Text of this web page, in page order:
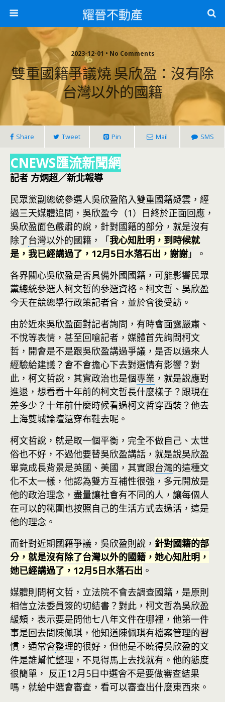
耀晉不動產
2023-12-01 • No Comments
雙重國籍爭議燒 吳欣盈：沒有除
台灣以外的國籍
Share Tweet Pin Mail SMS
CNEWS匯流新聞網
記者 方炳超／新北報導
民眾黨副總統參選人吳欣盈陷入雙重國籍疑雲，經
過三天媒體追問，吳欣盈今（1）日終於正面回應，
吳欣盈面色嚴肅的說，針對國籍的部分，就是沒有
除了台灣以外的國籍，「我心知肚明，到時候就
是，我已經講過了，12月5日水落石出，謝謝 」。
各界關心吳欣盈是否具備外國國籍，可能影響民眾
黨總統參選人柯文哲的參選資格。柯文哲、吳欣盈
今天在競總舉行政策記者會，並於會後受訪。
由於近來吳欣盈面對記者詢問，有時會面露嚴肅、
不悅等表情，甚至回嗆記者，媒體首先詢問柯文
哲，開會是不是跟吳欣盈講過爭議，是否以過來人
經驗給建議？會不會擔心下去對選情有影響？對
此，柯文哲說，其實政治也是個專業 ，就是說應對
進退，想看看十年前的柯文哲長什麼樣子？跟現在
差多少？十年前什麼時候看過柯文哲穿西裝？他去
上海雙城論壇還穿布鞋去呢。
柯文哲說，就是取一個平衡，完全不做自己、太世
俗也不好，不過他要替吳欣盈講話，就是說吳欣盈
畢竟成長背景是英國、美國，其實跟台灣的這種文
化不太一樣，他認為雙方互補性很強，多元開放是
他的政治理念，盡量讓社會有不同的人，讓每個人
在可以的範圍也按照自己的生活方式去過活，這是
他的理念。
而針對近期國籍爭議，吳欣盈則說， 針對國籍的部
分，就是沒有除了台灣以外的國籍，她心知肚明，
她已經講過了，12月5日水落石出 。
媒體則問柯文哲，立法院不會去調查國籍，是原則
相信立法委員簽的切結書？對此，柯文哲為吳欣盈
緩頰，表示要是問他七八年文件在哪裡，他第一件
事是回去問陳佩琪，他知道陳佩琪有檔案管理的習
慣，通常會整理的很好，但他是不曉得吳欣盈的文
件是誰幫忙整理，不見得馬上去找就有。他的態度
很簡單， 反正12月5日中選會不是要做審查結果
嗎，就給中選會審查，看可以審查出什麼東西來。